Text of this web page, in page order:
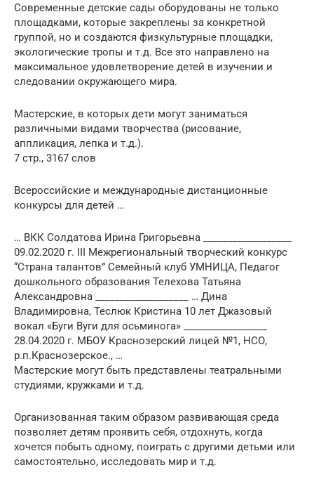
Современные детские сады оборудованы не только
площадками, которые закреплены за конкретной
группой, но и создаются физкультурные площадки,
экологические тропы и т.д. Все это направлено на
максимальное удовлетворение детей в изучении и
следовании окружающего мира.
Мастерские, в которых дети могут заниматься
различными видами творчества (рисование,
аппликация, лепка и т.д.).
7 стр., 3167 слов
Всероссийские и международные дистанционные
конкурсы для детей …
… ВКК Солдатова Ирина Григорьевна __________________
09.02.2020 г. III Межрегиональный творческий конкурс
“Страна талантов” Семейный клуб УМНИЦА, Педагог
дошкольного образования Телехова Татьяна
Александровна ___________________ … Дина
Владимировна, Теслюк Кристина 10 лет Джазовый
вокал «Буги Вуги для осьминога» _________________
28.04.2020 г. МБОУ Краснозерский лицей №1, НСО,
р.п.Краснозерское., …
Мастерские могут быть представлены театральными
студиями, кружками и т.д.
Организованная таким образом развивающая среда
позволяет детям проявить себя, отдохнуть, когда
хочется побыть одному, поиграть с другими детьми или
самостоятельно, исследовать мир и т.д.